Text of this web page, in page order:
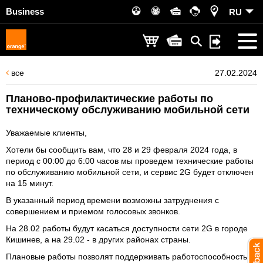
Business RU
все 27.02.2024
Планово-профилактические работы по
техническому обслуживанию мобильной сети
Уважаемые клиенты,
Хотели бы сообщить вам, что 28 и 29 февраля 2024 года, в
период с 00:00 до 6:00 часов мы проведем технические работы
по обслуживанию мобильной сети, и сервис 2G будет отключен
на 15 минут.
В указанный период времени возможны затруднения с
совершением и приемом голосовых звонков.
На 28.02 работы будут касаться доступности сети 2G в городе
Кишинев, а на 29.02 - в других районах страны.
Плановые работы позволят поддерживать работоспособность